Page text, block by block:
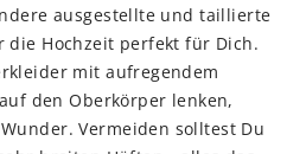
ausgestellte und taillierte
die Hochzeit perfekt für Dich.
mit aufregendem
den Oberkörper lenken,
Vermeiden solltest Du